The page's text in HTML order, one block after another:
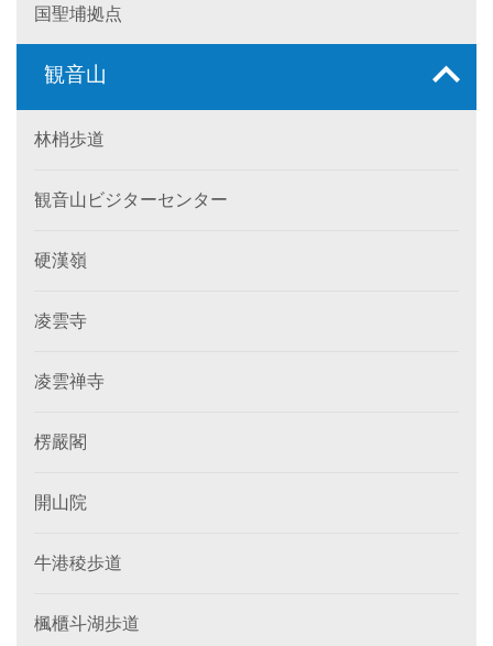
国聖埔拠点
観音山
林梢歩道
観音山ビジターセンター
硬漢嶺
凌雲寺
凌雲禅寺
楞嚴閣
開山院
牛港稜歩道
楓櫃斗湖歩道